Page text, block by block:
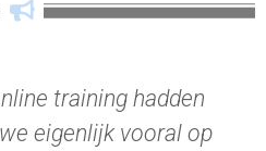
training hadden
eigenlijk vooral op